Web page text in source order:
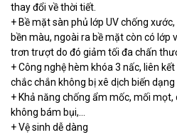
thay đổi về thời tiết.
+ Bề mặt sàn phủ lớp UV chống
bền màu, ngoài ra bề mặt còn có lớp
trơn trượt do đó giảm tối đa chấn
+ Công nghệ hèm khóa 3 nấc, liên
chắc chắn không bị xê dịch biến dạng
+ Khả năng chống ẩm mốc, mối
không bám bụi,…
+ Vệ sinh dễ dàng